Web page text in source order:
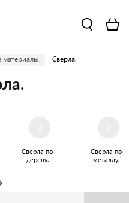
материалы. Сверла.
Сверла по
дереву.
Сверла по
металлу.